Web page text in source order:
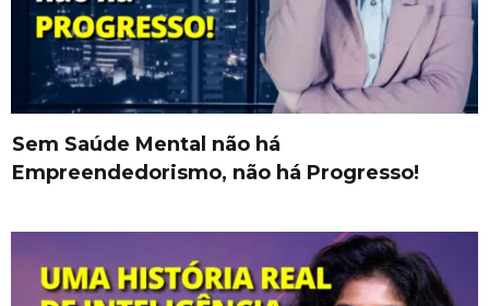
Sem Saúde Mental não há
Empreendedorismo, não há Progresso!